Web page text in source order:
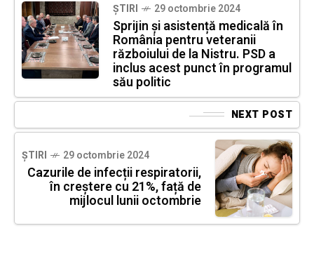
ȘTIRI 29 octombrie 2024
Sprijin și asistență medicală în
România pentru veteranii
războiului de la Nistru. PSD a
inclus acest punct în programul
său politic
NEXT POST
ȘTIRI 29 octombrie 2024
Cazurile de infecții respiratorii,
în creștere cu 21%, față de
mijlocul lunii octombrie